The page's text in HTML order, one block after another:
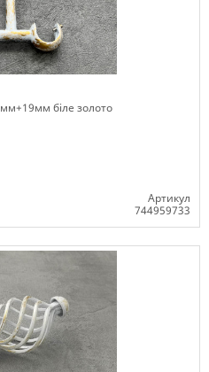
біле золото
Артикул
744959733